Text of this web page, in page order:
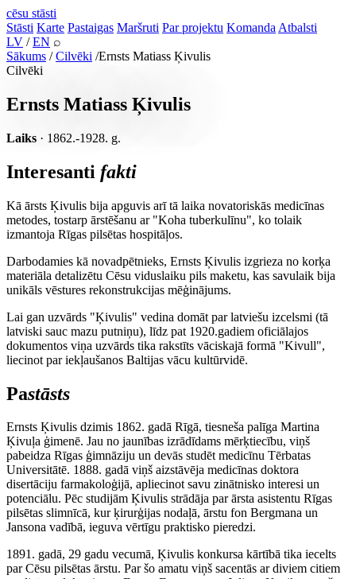
cēsu stāsti
Stāsti Karte Pastaigas Maršruti Par projektu Komanda Atbalsti
LV /EN ⌕
Sākums / Cilvēki /Ernsts Matiass Ķivulis
Cilvēki
Ernsts Matiass Ķivulis
Laiks · 1862.-1928. g.
Interesanti fakti
Kā ārsts Ķivulis bija apguvis arī tā laika novatoriskās medicīnas
metodes, tostarp ārstēšanu ar "Koha tuberkulīnu", ko tolaik
izmantoja Rīgas pilsētas hospitāļos.
Darbodamies kā novadpētnieks, Ernsts Ķivulis izgrieza no korķa
materiāla detalizētu Cēsu viduslaiku pils maketu, kas savulaik bija
unikāls vēstures rekonstrukcijas mēģinājums.
Lai gan uzvārds "Ķivulis" vedina domāt par latviešu izcelsmi (tā
latviski sauc mazu putniņu), līdz pat 1920.gadiem oficiālajos
dokumentos viņa uzvārds tika rakstīts vāciskajā formā "Kivull",
liecinot par iekļaušanos Baltijas vācu kultūrvidē.
Pastāsts
Ernsts Ķivulis dzimis 1862. gadā Rīgā, tiesneša palīga Martina
Ķivuļa ģimenē. Jau no jaunības izrādīdams mērķtiecību, viņš
pabeidza Rīgas ģimnāziju un devās studēt medicīnu Tērbatas
Universitātē. 1888. gadā viņš aizstāvēja medicīnas doktora
disertāciju farmakoloģijā, apliecinot savu zinātnisko interesi un
potenciālu. Pēc studijām Ķivulis strādāja par ārsta asistentu Rīgas
pilsētas slimnīcā, kur ķirurģijas nodaļā, ārstu fon Bergmana un
Jansona vadībā, ieguva vērtīgu praktisko pieredzi.
1891. gadā, 29 gadu vecumā, Ķivulis konkursa kārtībā tika iecelts
par Cēsu pilsētas ārstu. Par šo amatu viņš sacentās ar diviem citiem